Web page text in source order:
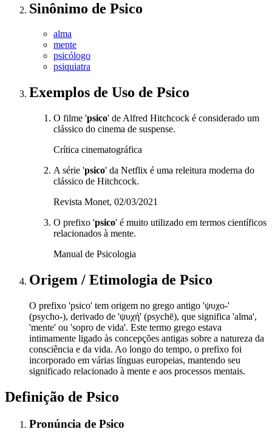
Sinônimo de Psico
alma
mente
psicólogo
psiquiatra
Exemplos de Uso de Psico
O filme 'psico' de Alfred Hitchcock é considerado um
clássico do cinema de suspense.
Crítica cinematográfica
A série 'psico' da Netflix é uma releitura moderna do
clássico de Hitchcock.
Revista Monet, 02/03/2021
O prefixo 'psico' é muito utilizado em termos científicos
relacionados à mente.
Manual de Psicologia
Origem / Etimologia de Psico
O prefixo 'psico' tem origem no grego antigo 'ψυχο-'
(psycho-), derivado de 'ψυχή' (psychē), que significa 'alma',
'mente' ou 'sopro de vida'. Este termo grego estava
intimamente ligado às concepções antigas sobre a natureza da
consciência e da vida. Ao longo do tempo, o prefixo foi
incorporado em várias línguas europeias, mantendo seu
significado relacionado à mente e aos processos mentais.
Definição de Psico
Pronúncia de Psico